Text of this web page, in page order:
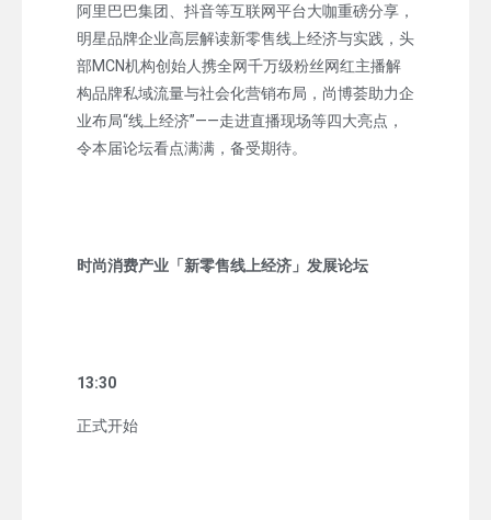
阿里巴巴集团、抖音等互联网平台大咖重磅分享，
明星品牌企业高层解读新零售线上经济与实践，头
部MCN机构创始人携全网千万级粉丝网红主播解
构品牌私域流量与社会化营销布局，尚博荟助力企
业布局“线上经济”——走进直播现场等四大亮点，
令本届论坛看点满满，备受期待。
时尚消费产业「新零售线上经济」发展论坛
13:30
正式开始